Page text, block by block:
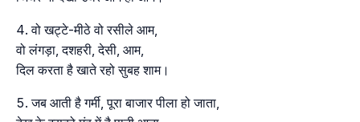
वो खट्टे-मीठे वो रसीले आम,
वो लंगड़ा, दशहरी, देसी, आम,
दिल करता है खाते रहो सुबह शाम।
जब आती है गर्मी, पूरा बाजार पीला हो जाता,